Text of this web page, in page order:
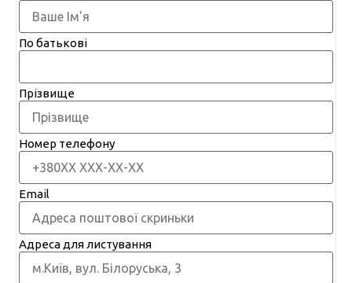
По батькові
Прізвище
Номер телефону
Email
Адреса для листування